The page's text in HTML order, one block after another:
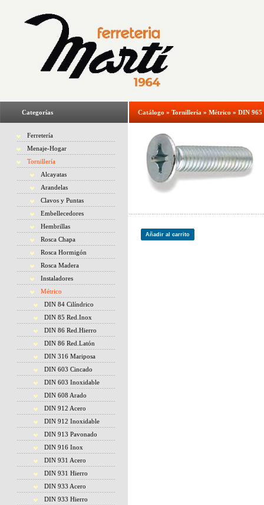
Categorías
Ferretería
Menaje-Hogar
Tornillería
Alcayatas
Arandelas
Clavos y Puntas
Embellecedores
Hembrillas
Rosca Chapa
Rosca Hormigón
Rosca Madera
Instaladores
Métrico
DIN 84 Cilíndrico
DIN 85 Red.Inox
DIN 86 Red.Hierro
DIN 86 Red.Latón
DIN 316 Mariposa
DIN 603 Cincado
DIN 603 Inoxidable
DIN 608 Arado
DIN 912 Acero
DIN 912 Inoxidable
DIN 913 Pavonado
DIN 916 Inox
DIN 931 Acero
DIN 931 Hierro
DIN 933 Acero
DIN 933 Hierro
Catálogo » Tornillería » Métrico » DIN 965
Añadir al carrito